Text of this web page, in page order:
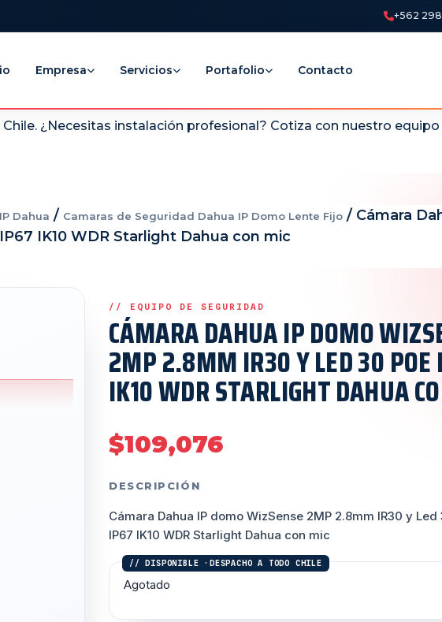
+562
Empresa Servicios Portafolio Contacto
¿Necesitas instalación profesional? Cotiza con nuestro
Dahua / Camaras de Seguridad Dahua IP Domo Lente Fijo / Cámara
IK10 WDR Starlight Dahua con mic
CÁMARA DAHUA IP DOMO
2MP 2.8MM IR30 Y LED 30
IK10 WDR STARLIGHT DAHUA
$109,076
DESCRIPCIÓN
Cámara Dahua IP domo WizSense 2MP 2.8mm IR30 y Led
IP67 IK10 WDR Starlight Dahua con mic
Agotado